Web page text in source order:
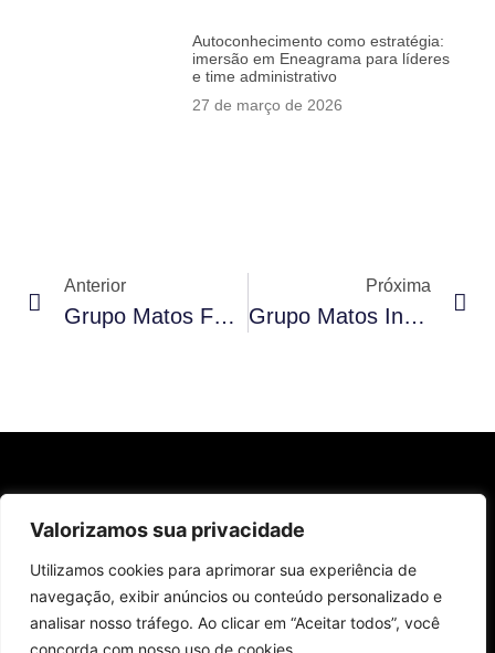
Valorizamos sua privacidade
Utilizamos cookies para aprimorar sua experiência de
navegação, exibir anúncios ou conteúdo personalizado e
analisar nosso tráfego. Ao clicar em “Aceitar todos”, você
concorda com nosso uso de cookies.
Autoconhecimento como estratégia:
imersão em Eneagrama para líderes
e time administrativo
27 de março de 2026
Anterior
Grupo Matos Fortalece Compromisso Social Com Visita Ao Projeto Reação Em Cuiabá-MT
Próxima
Grupo Matos Inaugura Nova Loja Sustentável Do Boticário Em Cuiabá
acompanhe nossas redes sociais
(65) 3627-2656
Rua Campo Grande, N° 499